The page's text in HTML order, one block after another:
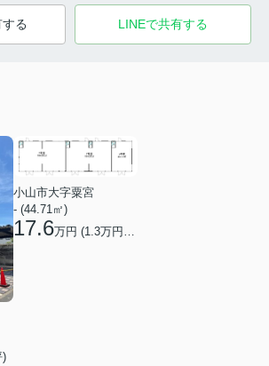
る LINEで共有する
)
小山市大字粟宮
- (44.71㎡)
17.6万円 (1.3万円/坪)